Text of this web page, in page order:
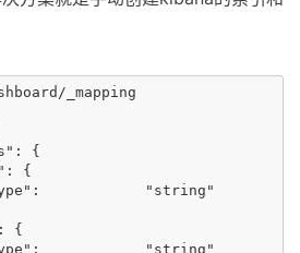
_mapping
{
{
"string"
{
"string"